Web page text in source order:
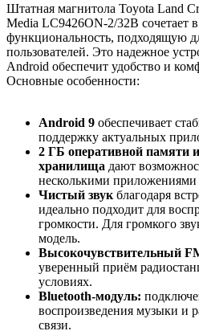
Штатная магнитола Toyota Land
Media LC9426ON-2/32B сочетает
функциональность, подходящую
пользователей. Это надежное
Android обеспечит удобство и
Основные особенности:
Android 9 обеспечивает
поддержку актуальных
2 ГБ оперативной памяти
хранилища дают
несколькими
Чистый звук благодаря
идеально подходит для
громкости. Для громкого
модель.
Высокочувствительный
уверенный приём
условиях.
Bluetooth-модуль:
воспроизведения музыки и
связи.